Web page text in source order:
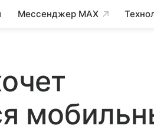
Мессенджер MAX